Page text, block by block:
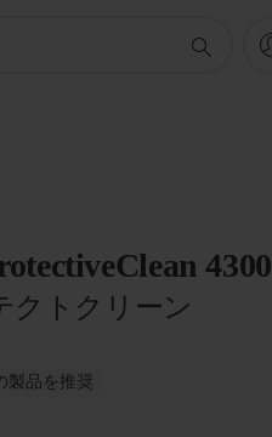
4300
クトクリーン
製品を推奨